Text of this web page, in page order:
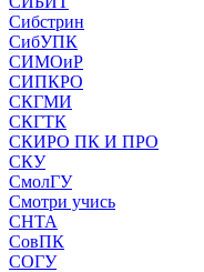
Сибстрин
СибУПК
СИМОиР
СИПКРО
СКГМИ
СКГТК
СКИРО ПК И ПРО
СКУ
СмолГУ
Смотри учись
СНТА
СовПК
СОГУ